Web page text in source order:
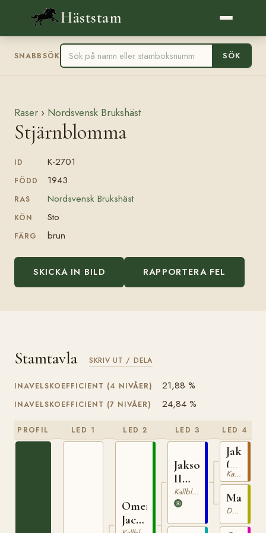
Häststam
SNABBSÖK SÖK
Raser › Nordsvensk Brukshäst
Stjärnblomma
ID K-2701
FÖDD 1943
RAS Nordsvensk Brukshäst
KÖN Sto
FÄRG brun
SKICKA IN BILD RAPPORTERA FEL
Stamtavla SKRIV UT / DELA
INAVELSKOEFFICIENT (4 NIVÅER) 21,88 %
INAVELSKOEFFICIENT (7 NIVÅER) 24,84 %
PROFIL LED 1 LED 2
Omer-
Jackson
LED 3
Jakson
II
(NO)
Kallblodig Travare
LED 4
Jakson
(NO)
T-
42
Kallblodig Travare
Maia
Dölehäst